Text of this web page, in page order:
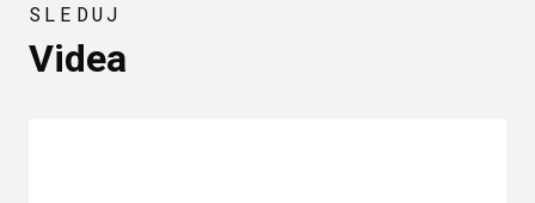
SLEDUJ
Videa